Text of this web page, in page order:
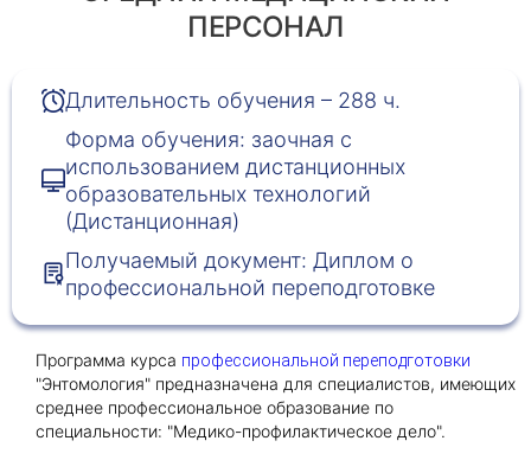
ПЕРСОНАЛ
Длительность обучения – 288 ч.
Форма обучения: заочная с
использованием дистанционных
образовательных технологий
(Дистанционная)
Получаемый документ: Диплом о
профессиональной переподготовке
Программа курса профессиональной переподготовки
"Энтомология" предназначена для специалистов, имеющих
среднее профессиональное образование по
специальности: "Медико-профилактическое дело".
Приложите документы
проконсультируют Вас
Получить консультацию